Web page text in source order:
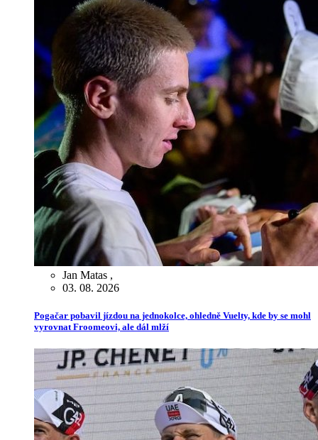
Jan Matas ,
03. 08. 2026
Pogačar pobavil jízdou na jednokolce, ohledně Vuelty, kde by se mohl
vyrovnat Froomeovi, ale dál mlží